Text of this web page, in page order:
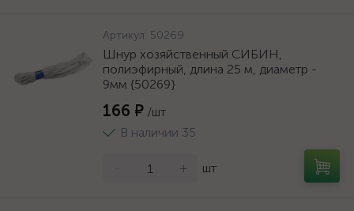
Артикул: 50269
Шнур хозяйственный СИБИН,
полиэфирный, длина 25 м, диаметр -
9мм {50269}
166 ₽ /шт
В наличии 35
+ шт